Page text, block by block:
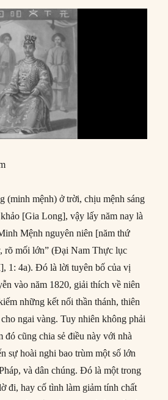
(minh mệnh) ở trời, chịu mệnh sáng
[Gia Long], vậy lấy năm nay là
Mệnh nguyên niên [năm thứ
rõ mối lớn” (Đại Nam Thực lục
1: 4a). Đó là lời tuyên bố của vị
vào năm 1820, giải thích về niên
những kết nối thần thánh, thiên
ngai vàng. Tuy nhiên không phải
đó cũng chia sẻ điều này với nhà
sự hoài nghi bao trùm một số lớn
và dân chúng. Đó là một trong
đi, hay cố tình làm giảm tính chất